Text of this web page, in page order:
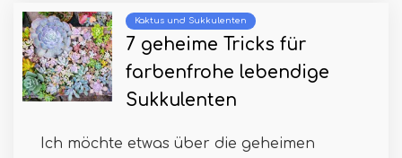
Kaktus und Sukkulenten
7 geheime Tricks für
farbenfrohe lebendige
Sukkulenten
Ich möchte etwas über die geheimen